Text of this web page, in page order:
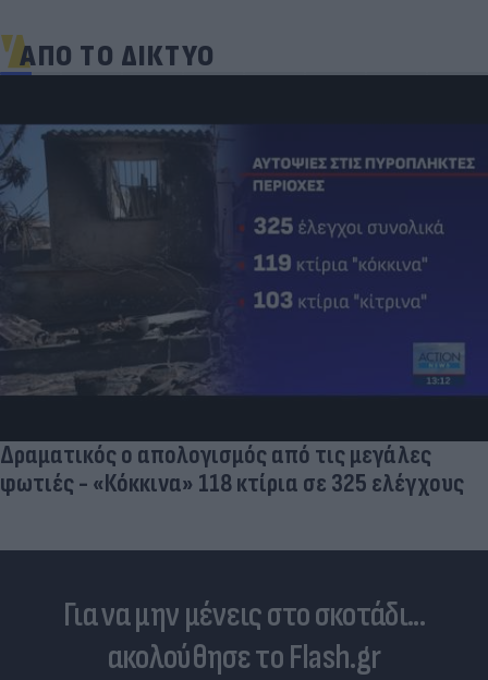
ΑΠΟ ΤΟ ΔΙΚΤΥΟ
Δραματικός ο απολογισμός από τις μεγάλες
φωτιές - «Κόκκινα» 118 κτίρια σε 325 ελέγχους
Για να μην μένεις στο σκοτάδι...
ακολούθησε το Flash.gr